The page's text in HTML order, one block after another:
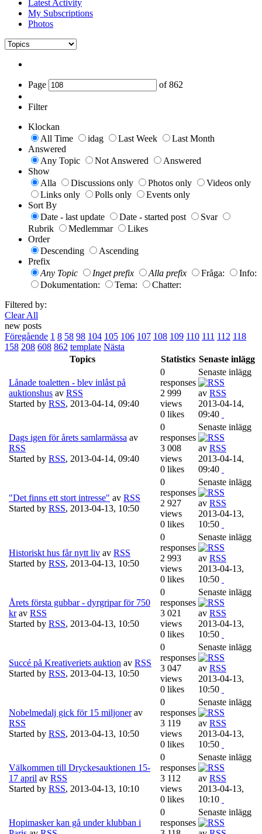
Latest Activity
My Subscriptions
Photos
Page of862
Filter
Klockan
All Time
idag Last Week
Last Month
Answered
Any Topic
Not Answered
Answered
Show
Alla
Discussions only Photos only
Videos only
Links only
Polls only
Events only
Sort By
Date - last update
Date - started post
Svar
Rubrik
Medlemmar
Likes
Order
Descending
Ascending
Prefix
Any Topic
Inget prefix Alla prefix Fråga:
Info:
Dokumentation:
Tema:
Chatter:
Filtered by:
Clear All
new posts
Föregående 1 8 58 98 104 105 106 107 108 109 110 111 112 118
158 208 608 862 template Nästa
Topics
Statistics Senaste inlägg
Lånade toaletten - blev inlåst på
auktionshus av RSS
Started by RSS, 2013-04-14, 09:40
0
responses
2 999
views
0 likes
Senaste inlägg
av RSS
2013-04-14,
09:40
Dags igen för årets samlarmässa av
RSS
Started by RSS, 2013-04-14, 09:40
0
responses
3 008
views
0 likes
Senaste inlägg
av RSS
2013-04-14,
09:40
"Det finns ett stort intresse" av RSS
Started by RSS, 2013-04-13, 10:50
0
responses
2 927
views
0 likes
Senaste inlägg
av RSS
2013-04-13,
10:50
Historiskt hus får nytt liv av RSS
Started by RSS, 2013-04-13, 10:50
0
responses
2 993
views
0 likes
Senaste inlägg
av RSS
2013-04-13,
10:50
Årets första gubbar - dyrgripar för 750
kr av RSS
Started by RSS, 2013-04-13, 10:50
0
responses
3 021
views
0 likes
Senaste inlägg
av RSS
2013-04-13,
10:50
Succé på Kreativeriets auktion av RSS
Started by RSS, 2013-04-13, 10:50
0
responses
3 047
views
0 likes
Senaste inlägg
av RSS
2013-04-13,
10:50
Nobelmedalj gick för 15 miljoner av
RSS
Started by RSS, 2013-04-13, 10:50
0
responses
3 119
views
0 likes
Senaste inlägg
av RSS
2013-04-13,
10:50
Välkommen till Dryckesauktionen 15-
17 april av RSS
Started by RSS, 2013-04-13, 10:10
0
responses
3 112
views
0 likes
Senaste inlägg
av RSS
2013-04-13,
10:10
Hopimasker kan gå under klubban i
0
responses
Senaste inlägg